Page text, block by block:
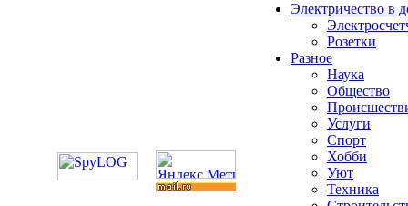
Электричество в
Розетки
Разное
Наука
Общество
Услуги
Спорт
Хобби
Уют
Техника